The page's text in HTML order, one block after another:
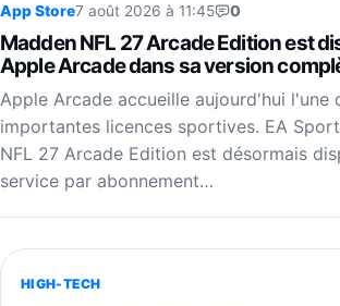
App Store7 août 2026 à 11:45 0
Madden NFL 27 Arcade Edition est
Apple Arcade dans sa version
Apple Arcade accueille aujourd'hui l'une
importantes licences sportives. EA
NFL 27 Arcade Edition est désormais
service par abonnement…
HIGH-TECH